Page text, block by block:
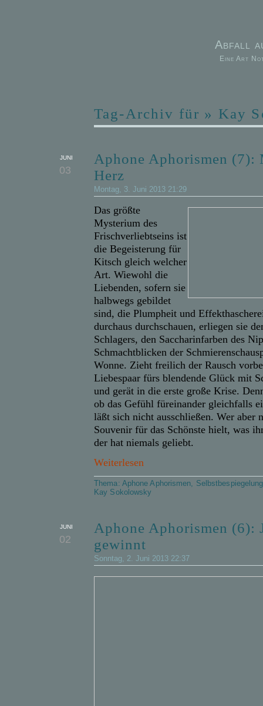
Abfall
Eine Art
Tag-Archiv für » Kay
JUNI
03
Aphone Aphorismen (7):
Herz
Montag, 3. Juni 2013 21:29
Das größte
Mysterium des
Frischverliebtseins ist
die Begeisterung für
Kitsch gleich welcher
Art. Wiewohl die
Liebenden, sofern sie
halbwegs gebildet
sind, die Plumpheit und
durchaus durchschauen, erliegen sie
Schlagers, den Saccharinfarben des
Schmachtblicken der
Wonne. Zieht freilich der Rausch
Liebespaar fürs blendende Glück mit
und gerät in die erste große Krise.
ob das Gefühl füreinander gleichfalls
läßt sich nicht ausschließen. Wer aber
Souvenir für das Schönste hielt, was
der hat niemals geliebt.
Weiterlesen
Thema: Aphone Aphorismen, Selbstbespiegelung
Kay Sokolowsky
JUNI
02
Aphone Aphorismen (6):
gewinnt
Sonntag, 2. Juni 2013 22:37